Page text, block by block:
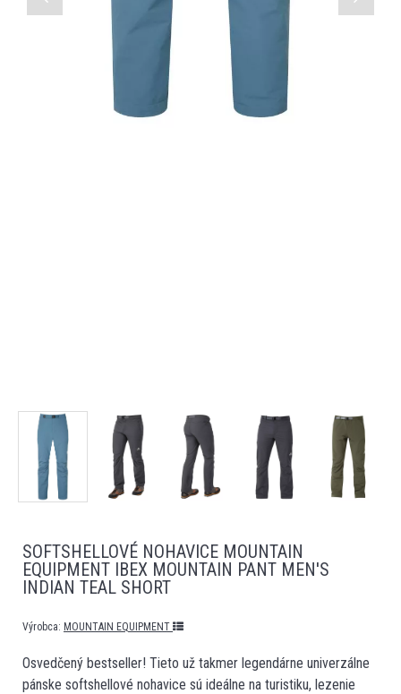
SOFTSHELLOVÉ NOHAVICE MOUNTAIN
EQUIPMENT IBEX MOUNTAIN PANT MEN'S
INDIAN TEAL SHORT
Výrobca: MOUNTAIN EQUIPMENT
Osvedčený bestseller! Tieto už takmer legendárne univerzálne
pánske softshellové nohavice sú ideálne na turistiku, lezenie